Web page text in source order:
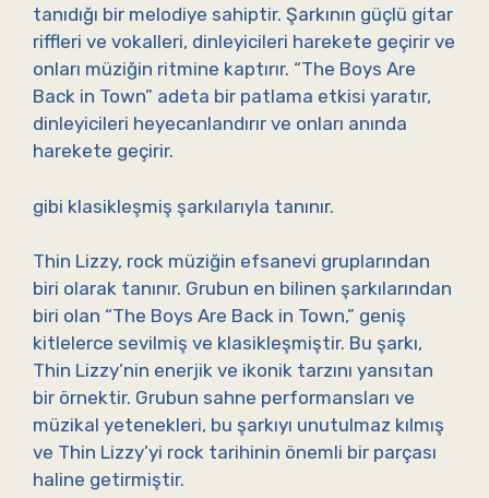
tanıdığı bir melodiye sahiptir. Şarkının güçlü gitar
riffleri ve vokalleri, dinleyicileri harekete geçirir ve
onları müziğin ritmine kaptırır. “The Boys Are
Back in Town” adeta bir patlama etkisi yaratır,
dinleyicileri heyecanlandırır ve onları anında
harekete geçirir.
gibi klasikleşmiş şarkılarıyla tanınır.
Thin Lizzy, rock müziğin efsanevi gruplarından
biri olarak tanınır. Grubun en bilinen şarkılarından
biri olan “The Boys Are Back in Town,” geniş
kitlelerce sevilmiş ve klasikleşmiştir. Bu şarkı,
Thin Lizzy’nin enerjik ve ikonik tarzını yansıtan
bir örnektir. Grubun sahne performansları ve
müzikal yetenekleri, bu şarkıyı unutulmaz kılmış
ve Thin Lizzy’yi rock tarihinin önemli bir parçası
haline getirmiştir.